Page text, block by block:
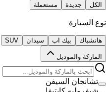
الكل جديدة مستعملة
نوع السيارة
هاتشباك بيك اب سيدان SUV
الماركة والموديل
تشانجان السيفن